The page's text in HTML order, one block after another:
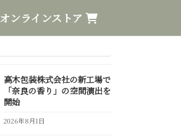
オンラインストア
高木包装株式会社の新工場で
「奈良の香り」の空間演出を
開始
2026年8月1日